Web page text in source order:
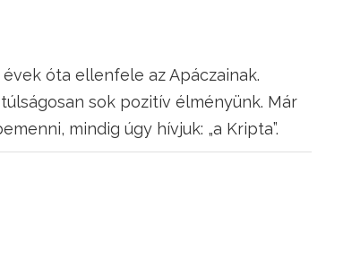
óta ellenfele az Apáczainak.
sok pozitív élményünk. Már
mindig úgy hívjuk: „a Kripta”.